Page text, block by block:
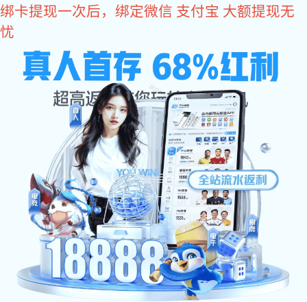
im电竞
im电竞 公司 产品 案例 im电竞
公司简介